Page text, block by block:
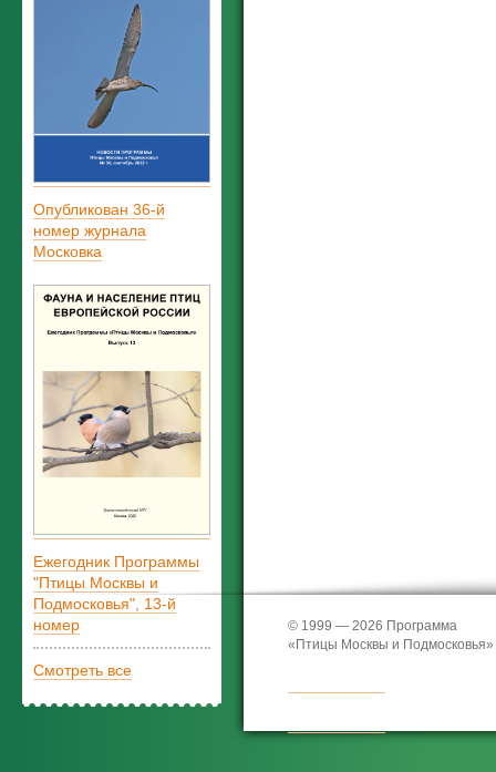
Опубликован 36-й
номер журнала
Московка
Ежегодник Программы
"Птицы Москвы и
Подмосковья", 13-й
номер
Смотреть все
© 1999 — 2026 Программа
«Птицы Москвы и Подмосковья»